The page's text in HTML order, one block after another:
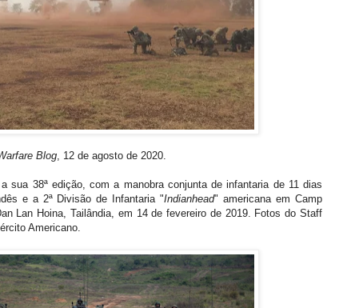
Blog , 12 de agosto de 2020.
sua 38ª edição, com a manobra conjunta de infantaria de 11 dias
e a 2ª Divisão de Infantaria "Indianhead" americana em Camp
Lan Hoina, Tailândia, em 14 de fevereiro de 2019. Fotos do Staff
Americano.